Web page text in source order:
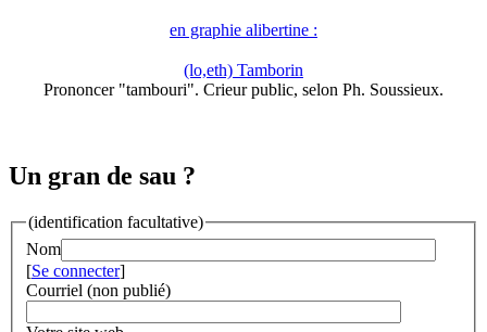
en graphie alibertine :
(lo,eth) Tamborin
Prononcer "tambouri". Crieur public, selon Ph. Soussieux.
Un gran de sau ?
(identification facultative)
Nom
[Se connecter]
Courriel (non publié)